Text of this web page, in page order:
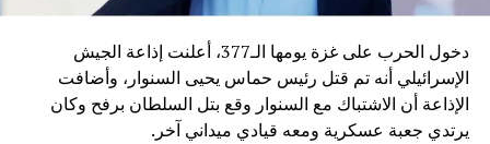
دخول الحرب على غزة يومها الـ377، أعلنت إذاعة الجيش
الإسرائيلي أنه تم قتل رئيس حماس يحيى السنوار، وأضافت
الإذاعة أن الاشتباك مع السنوار وقع بتل السلطان برفح وكان
يرتدي جعبة عسكرية ومعه قيادي ميداني آخر.